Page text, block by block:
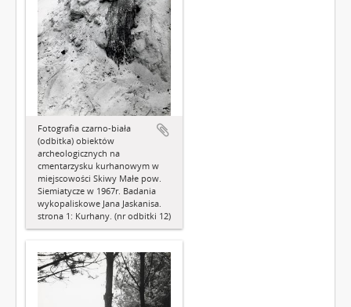
Fotografia czarno-biała
(odbitka) obiektów
archeologicznych na
cmentarzysku kurhanowym w
miejscowości Skiwy Małe pow.
Siemiatycze w 1967r. Badania
wykopaliskowe Jana Jaskanisa.
strona 1: Kurhany. (nr odbitki 12)